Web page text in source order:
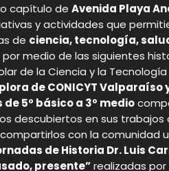
capítulo de Avenida Playa
y actividades que
de ciencia, tecnología,
por medio de las siguientes
de la Ciencia y la
de CONICYT Valparaíso
5º básico a 3º medio
descubiertos en sus trabajos
con la comunidad
de Historia Dr. Luis
presente”realizadas